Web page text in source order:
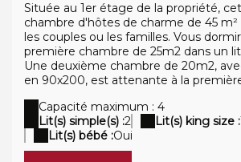
Située au 1er étage de la propriété,
chambre d'hôtes de charme de 45
les couples ou les familles. Vous
première chambre de 25m2 dans un
Une deuxième chambre de 20m2,
en 90x200, est attenante à la
Capacité maximum : 4
Lit(s) simple(s) :2 Lit(s) king size :
Lit(s) bébé :Oui